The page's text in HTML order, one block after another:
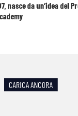
nasce da un’idea del
CARICA ANCORA